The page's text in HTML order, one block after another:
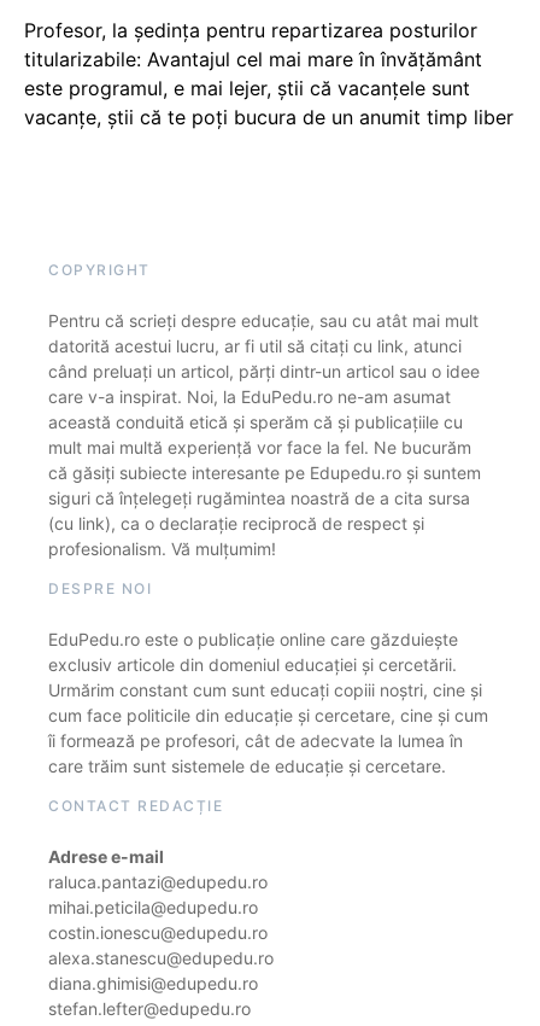
Profesor, la ședința pentru repartizarea posturilor
titularizabile: Avantajul cel mai mare în învățământ
este programul, e mai lejer, știi că vacanțele sunt
vacanţe, știi că te poți bucura de un anumit timp liber
COPYRIGHT
Pentru că scrieți despre educație, sau cu atât mai mult
datorită acestui lucru, ar fi util să citați cu link, atunci
când preluați un articol, părți dintr-un articol sau o idee
care v-a inspirat. Noi, la EduPedu.ro ne-am asumat
această conduită etică și sperăm că și publicațiile cu
mult mai multă experiență vor face la fel. Ne bucurăm
că găsiți subiecte interesante pe Edupedu.ro și suntem
siguri că înțelegeți rugămintea noastră de a cita sursa
(cu link), ca o declarație reciprocă de respect și
profesionalism. Vă mulțumim!
DESPRE NOI
EduPedu.ro este o publicație online care găzduiește
exclusiv articole din domeniul educației și cercetării.
Urmărim constant cum sunt educați copiii noștri, cine și
cum face politicile din educație și cercetare, cine și cum
îi formează pe profesori, cât de adecvate la lumea în
care trăim sunt sistemele de educație și cercetare.
CONTACT REDACȚIE
Adrese e-mail
raluca.pantazi@edupedu.ro
mihai.peticila@edupedu.ro
costin.ionescu@edupedu.ro
alexa.stanescu@edupedu.ro
diana.ghimisi@edupedu.ro
stefan.lefter@edupedu.ro